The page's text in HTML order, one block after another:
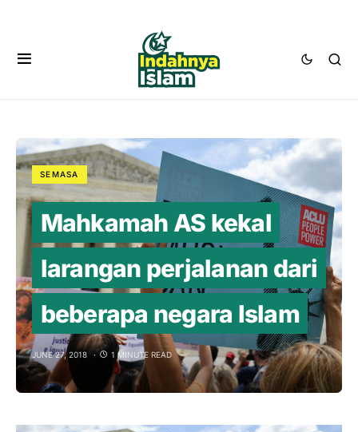
SEMASA
Mahkamah AS kekal
larangan perjalanan dari
beberapa negara Islam
JUNE 27, 2018 1 MINUTE READ